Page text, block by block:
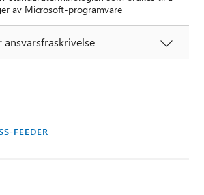
av Microsoft-programvare
FEEDER